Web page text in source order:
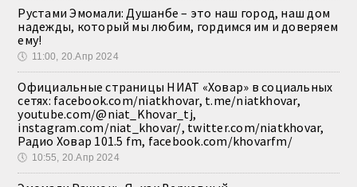
Рустами Эмомали: Душанбе – это наш город, наш дом
надежды, который мы любим, гордимся им и доверяем
ему!
🕔 11:00, 20.Апр 2024
Официальные страницы НИАТ «Ховар» в социальных
сетях: facebook.com/niatkhovar, t.me/niatkhovar,
youtube.com/@niat_Khovar_tj,
instagram.com/niat_khovar/, twitter.com/niatkhovar,
Радио Ховар 101.5 fm, facebook.com/khovarfm/
🕔 10:55, 20.Апр 2024